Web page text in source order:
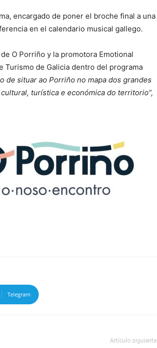
encargado de poner el broche final a una
en el calendario musical gallego.
O Porriño y la promotora Emotional
Turismo de Galicia dentro del programa
de situar ao Porriño no mapa dos grandes
turística e económica do territorio”,
Telegram
Artículo siguiente